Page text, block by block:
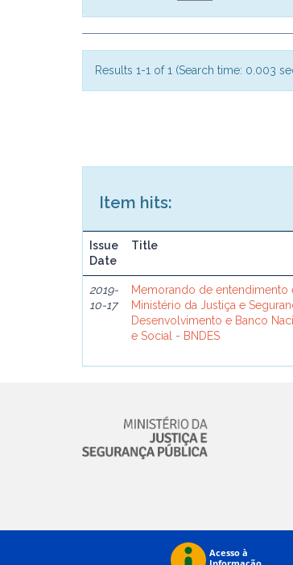
Results 1-1 of 1 (Search time: 0.003
Item hits:
Issue
Date
Title
2019-
10-17
Memorando de
Ministério da Justiça e
Desenvolvimento e Banco
e Social - BNDES